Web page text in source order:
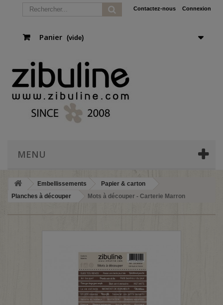
Connexion
Contactez-nous
Panier (vide)
MENU
Embellissements
Papier & carton
Planches à découper
Mots à découper - Carterie Marron